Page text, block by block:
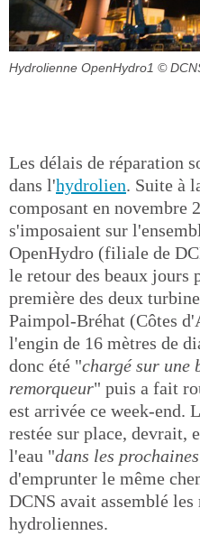
Hydrolienne OpenHydro1 ©
Les délais de réparation
dans l'hydrolien. Suite à
composant en novembre
s'imposaient sur
OpenHydro (filiale de
le retour des beaux jours
première des deux
Paimpol-Bréhat (Côtes
l'engin de 16 mètres de
donc été "chargé sur une
remorqueur" puis a fait
est arrivée ce week-end.
restée sur place, devrait,
l'eau "dans les
d'emprunter le même
DCNS avait assemblé les
hydroliennes.